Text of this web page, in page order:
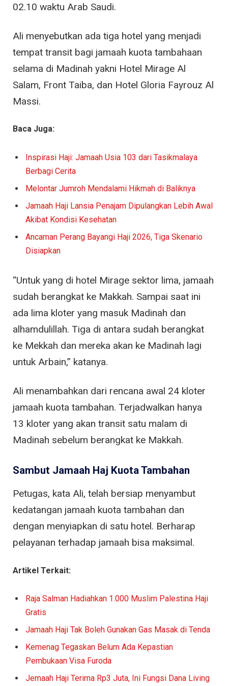
02.10 waktu Arab Saudi.
Ali menyebutkan ada tiga hotel yang menjadi
tempat transit bagi jamaah kuota tambahaan
selama di Madinah yakni Hotel Mirage Al
Salam, Front Taiba, dan Hotel Gloria Fayrouz Al
Massi.
Baca Juga:
Inspirasi Haji: Jamaah Usia 103 dari Tasikmalaya
Berbagi Cerita
Melontar Jumroh Mendalami Hikmah di Baliknya
Jamaah Haji Lansia Penajam Dipulangkan Lebih Awal
Akibat Kondisi Kesehatan
Ancaman Perang Bayangi Haji 2026, Tiga Skenario
Disiapkan
“Untuk yang di hotel Mirage sektor lima, jamaah
sudah berangkat ke Makkah. Sampai saat ini
ada lima kloter yang masuk Madinah dan
alhamdulillah. Tiga di antara sudah berangkat
ke Mekkah dan mereka akan ke Madinah lagi
untuk Arbain,” katanya.
Ali menambahkan dari rencana awal 24 kloter
jamaah kuota tambahan. Terjadwalkan hanya
13 kloter yang akan transit satu malam di
Madinah sebelum berangkat ke Makkah.
Sambut Jamaah Haj Kuota Tambahan
Petugas, kata Ali, telah bersiap menyambut
kedatangan jamaah kuota tambahan dan
dengan menyiapkan di satu hotel. Berharap
pelayanan terhadap jamaah bisa maksimal.
Artikel Terkait:
Raja Salman Hadiahkan 1.000 Muslim Palestina Haji
Gratis
Jamaah Haji Tak Boleh Gunakan Gas Masak di Tenda
Kemenag Tegaskan Belum Ada Kepastian
Pembukaan Visa Furoda
Jemaah Haji Terima Rp3 Juta, Ini Fungsi Dana Living